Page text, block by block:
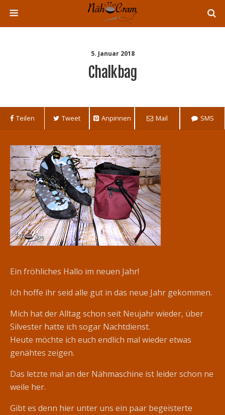
5. Januar 2018
Chalkbag
Teilen Tweet Anpinnen Mail SMS
Ein fröhliches Hallo im neuen Jahr!
Ich hoffe ihr seid alle gut in das neue Jahr gekommen.
Mich hat der Alltag schon seit Neujahr wieder, über
Silvester hatte ich sogar Nachtdienst.
Heute möchte ich euch endlich mal wieder etwas
genähtes zeigen.
Das letzte mal an der Nähmaschine ist leider schon ne
weile her.
Gibt es denn hier unter uns ein paar begeisterte